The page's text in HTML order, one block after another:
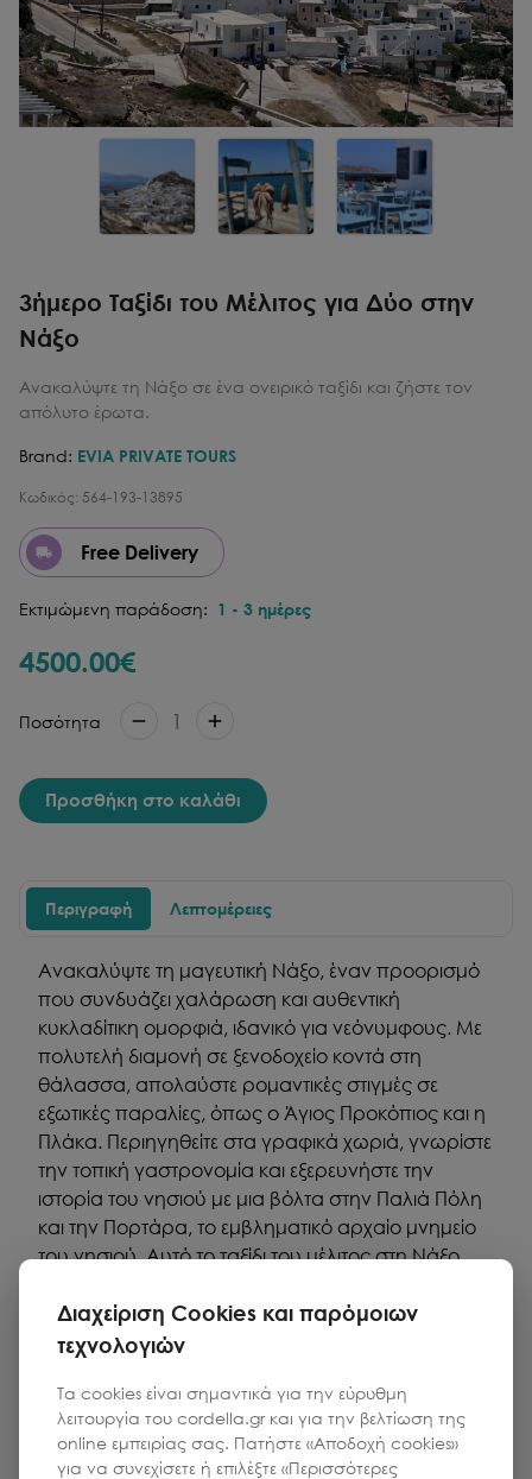
3ήμερο Ταξίδι του Μέλιτος για Δύο στην
Νάξο
Ανακαλύψτε τη Νάξο σε ένα ονειρικό ταξίδι και ζήστε τον
απόλυτο έρωτα.
Brand: EVIA PRIVATE TOURS
Κωδικός: 564-193-13895
Free Delivery
Εκτιμώμενη παράδοση: 1 - 3 ημέρες
4500.00€
Ποσότητα 1
Προσθήκη στο καλάθι
Περιγραφή Λεπτομέρειες
Ανακαλύψτε τη μαγευτική Νάξο, έναν προορισμό
που συνδυάζει χαλάρωση και αυθεντική
κυκλαδίτικη ομορφιά, ιδανικό για νεόνυμφους. Με
πολυτελή διαμονή σε ξενοδοχείο κοντά στη
θάλασσα, απολαύστε ρομαντικές στιγμές σε
εξωτικές παραλίες, όπως ο Άγιος Προκόπιος και η
Πλάκα. Περιηγηθείτε στα γραφικά χωριά, γνωρίστε
την τοπική γαστρονομία και εξερευνήστε την
ιστορία του νησιού με μια βόλτα στην Παλιά Πόλη
και την Πορτάρα, το εμβληματικό αρχαίο μνημείο
του νησιού. Αυτό το ταξίδι του μέλιτος στη Νάξο
αυθεντικότητας για αξέχαστες στιγμές.
Διαχείριση Cookies και παρόμοιων
τεχνολογιών
Τα cookies είναι σημαντικά για την εύρυθμη
λειτουργία του cordella.gr και για την βελτίωση της
online εμπειρίας σας. Πατήστε «Αποδοχή cookies»
για να συνεχίσετε ή επιλέξτε «Περισσότερες